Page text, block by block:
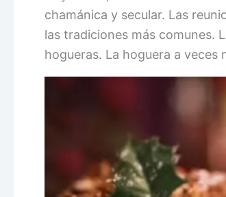
chamánica y secular. Las
las tradiciones más comunes.
hogueras. La hoguera a veces